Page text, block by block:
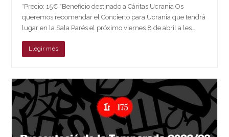
*Precio: 15€ *Beneficio destinado a Cáritas Ucrania Os
queremos recomendar el Concierto para Ucrania que tendrá
lugar en la Sala Parés el próximo viernes 8 de abril a les…
Llegir més